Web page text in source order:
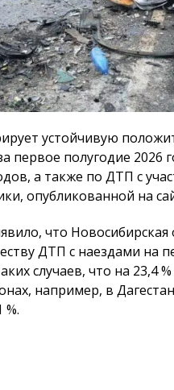
устойчивую
первое полугодие 2026
а также по ДТП с
опубликованной на
что
ДТП с наездами на
случаев, что на 23,4
например, в
%.